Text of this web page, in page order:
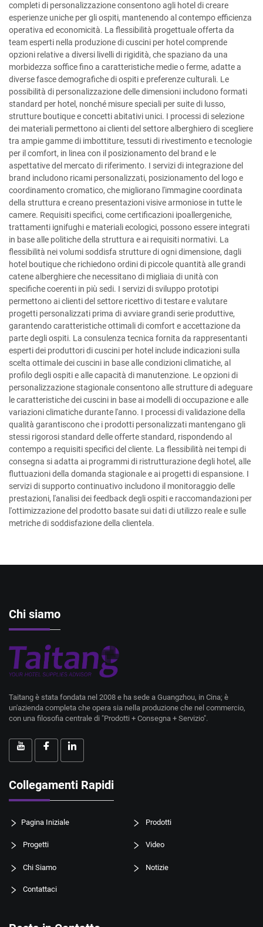
completi di personalizzazione consentono agli hotel di creare
esperienze uniche per gli ospiti, mantenendo al contempo efficienza
operativa ed economicità. La flessibilità progettuale offerta da
team esperti nella produzione di cuscini per hotel comprende
opzioni relative a diversi livelli di rigidità, che spaziano da una
morbidezza soffice fino a caratteristiche medie o ferme, adatte a
diverse fasce demografiche di ospiti e preferenze culturali. Le
possibilità di personalizzazione delle dimensioni includono formati
standard per hotel, nonché misure speciali per suite di lusso,
strutture boutique e concetti abitativi unici. I processi di selezione
dei materiali permettono ai clienti del settore alberghiero di scegliere
tra ampie gamme di imbottiture, tessuti di rivestimento e tecnologie
per il comfort, in linea con il posizionamento del brand e le
aspettative del mercato di riferimento. I servizi di integrazione del
brand includono ricami personalizzati, posizionamento del logo e
coordinamento cromatico, che migliorano l'immagine coordinata
della struttura e creano presentazioni visive armoniose in tutte le
camere. Requisiti specifici, come certificazioni ipoallergeniche,
trattamenti ignifughi e materiali ecologici, possono essere integrati
in base alle politiche della struttura e ai requisiti normativi. La
flessibilità nei volumi soddisfa strutture di ogni dimensione, dagli
hotel boutique che richiedono ordini di piccole quantità alle grandi
catene alberghiere che necessitano di migliaia di unità con
specifiche coerenti in più sedi. I servizi di sviluppo prototipi
permettono ai clienti del settore ricettivo di testare e valutare
progetti personalizzati prima di avviare grandi serie produttive,
garantendo caratteristiche ottimali di comfort e accettazione da
parte degli ospiti. La consulenza tecnica fornita da rappresentanti
esperti dei produttori di cuscini per hotel include indicazioni sulla
scelta ottimale dei cuscini in base alle condizioni climatiche, al
profilo degli ospiti e alle capacità di manutenzione. Le opzioni di
personalizzazione stagionale consentono alle strutture di adeguare
le caratteristiche dei cuscini in base ai modelli di occupazione e alle
variazioni climatiche durante l'anno. I processi di validazione della
qualità garantiscono che i prodotti personalizzati mantengano gli
stessi rigorosi standard delle offerte standard, rispondendo al
contempo a requisiti specifici del cliente. La flessibilità nei tempi di
consegna si adatta ai programmi di ristrutturazione degli hotel, alle
fluttuazioni della domanda stagionale e ai progetti di espansione. I
servizi di supporto continuativo includono il monitoraggio delle
prestazioni, l'analisi dei feedback degli ospiti e raccomandazioni per
l'ottimizzazione del prodotto basate sui dati di utilizzo reale e sulle
metriche di soddisfazione della clientela.
Chi siamo
Taitang è stata fondata nel 2008 e ha sede a Guangzhou, in Cina; è
un'azienda completa che opera sia nella produzione che nel commercio,
con una filosofia centrale di "Prodotti + Consegna + Servizio".
Collegamenti Rapidi
Pagina Iniziale Prodotti
Progetti Video
Chi Siamo Notizie
Contattaci